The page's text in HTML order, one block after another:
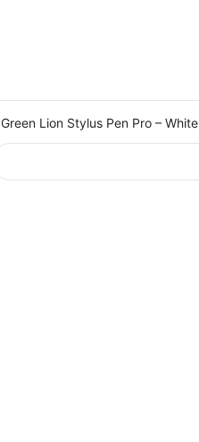
Green Lion Stylus Pen Pro – White